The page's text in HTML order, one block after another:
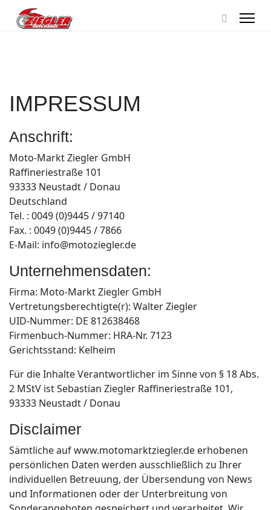
IMPRESSUM
Anschrift:
Moto-Markt Ziegler GmbH
Raffineriestraße 101
93333 Neustadt / Donau
Deutschland
Tel. : 0049 (0)9445 / 97140
Fax. : 0049 (0)9445 / 7866
E-Mail: info@motoziegler.de
Unternehmensdaten:
Firma: Moto-Markt Ziegler GmbH
Vertretungsberechtigte(r): Walter Ziegler
UID-Nummer: DE 812638468
Firmenbuch-Nummer: HRA-Nr. 7123
Gerichtsstand: Kelheim
Für die Inhalte Verantwortlicher im Sinne von § 18 Abs.
2 MStV ist Sebastian Ziegler Raffineriestraße 101,
93333 Neustadt / Donau
Disclaimer
Sämtliche auf www.motomarktziegler.de erhobenen
persönlichen Daten werden ausschließlich zu Ihrer
individuellen Betreuung, der Übersendung von News
und Informationen oder der Unterbreitung von